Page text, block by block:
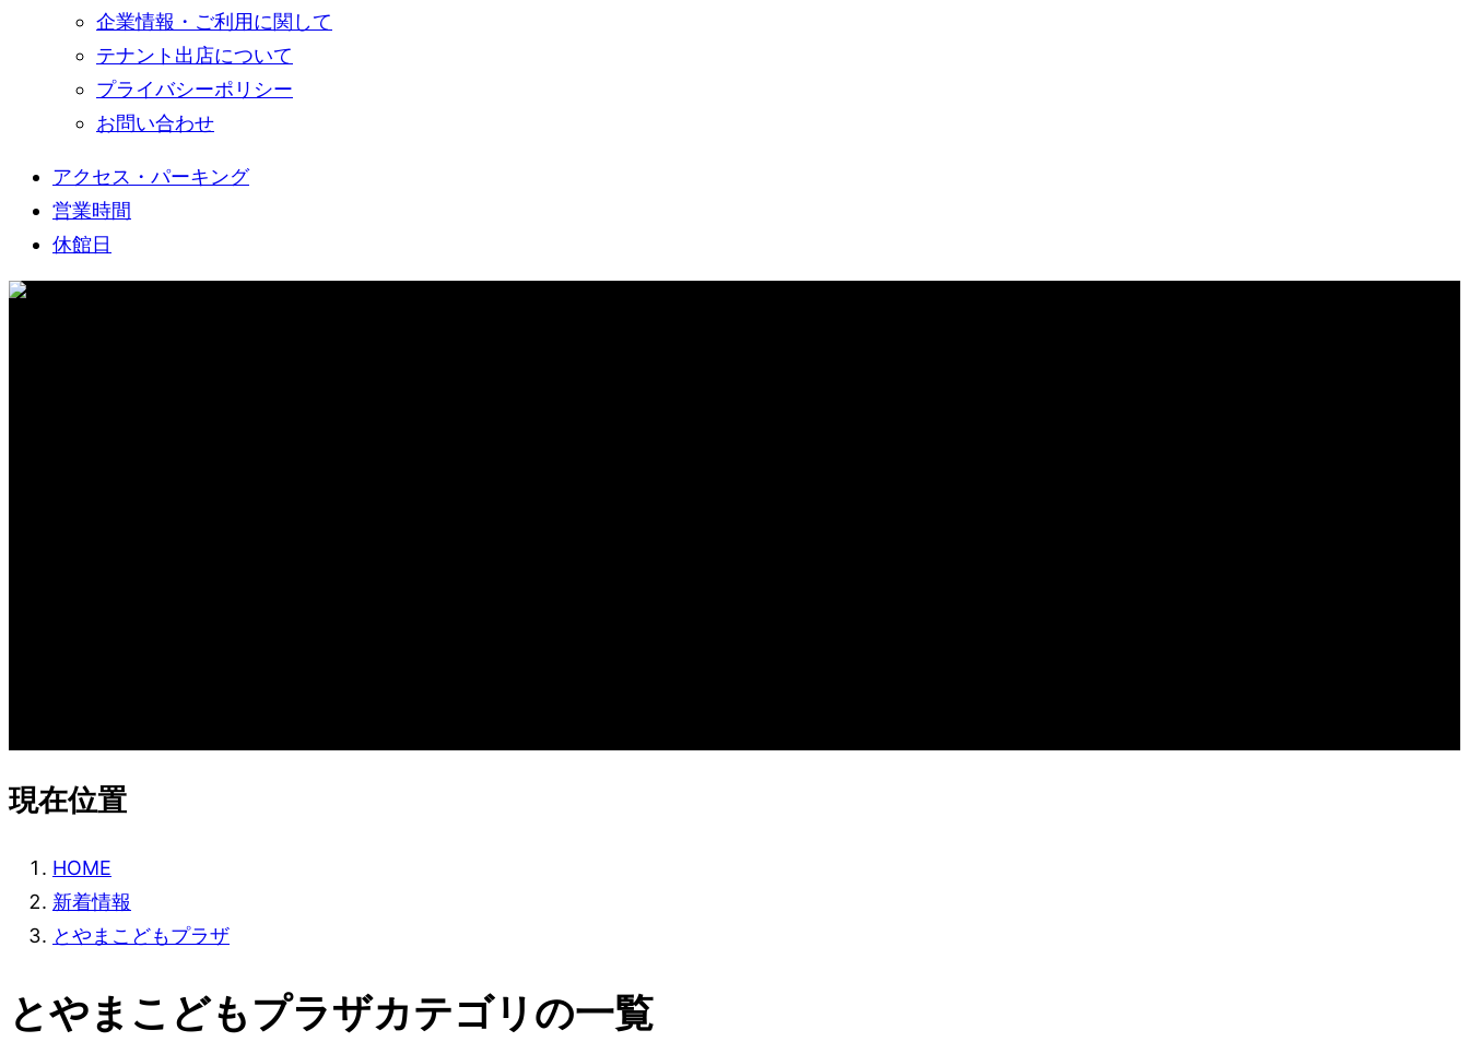
企業情報・ご利用に関して
テナント出店について
プライバシーポリシー
お問い合わせ
アクセス・パーキング
営業時間
休館日
現在位置
HOME
新着情報
とやまこどもプラザ
とやまこどもプラザカテゴリの一覧